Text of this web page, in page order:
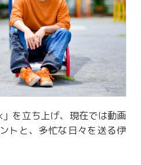
を立ち上げ、現在では動画
トと、多忙な日々を送る伊